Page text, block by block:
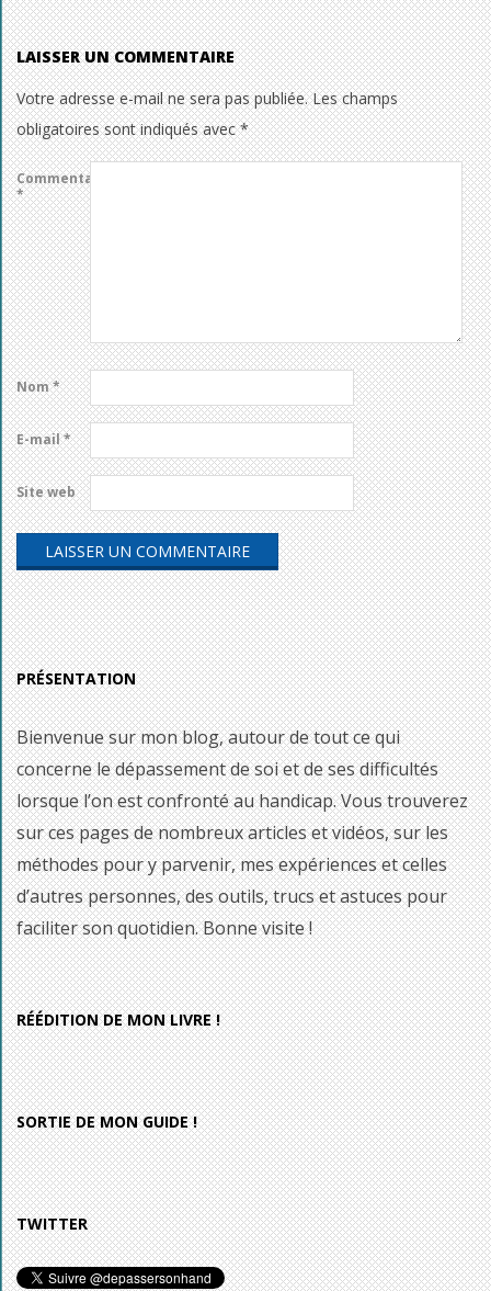
LAISSER UN COMMENTAIRE
Votre adresse e-mail ne sera pas publiée. Les champs
obligatoires sont indiqués avec*
Commentaire
*
Nom*
E-mail*
Site web
PRÉSENTATION
Bienvenue sur mon blog, autour de tout ce qui
concerne le dépassement de soi et de ses difficultés
lorsque l’on est confronté au handicap. Vous trouverez
sur ces pages de nombreux articles et vidéos, sur les
méthodes pour y parvenir, mes expériences et celles
d’autres personnes, des outils, trucs et astuces pour
faciliter son quotidien. Bonne visite !
RÉÉDITION DE MON LIVRE !
SORTIE DE MON GUIDE !
TWITTER